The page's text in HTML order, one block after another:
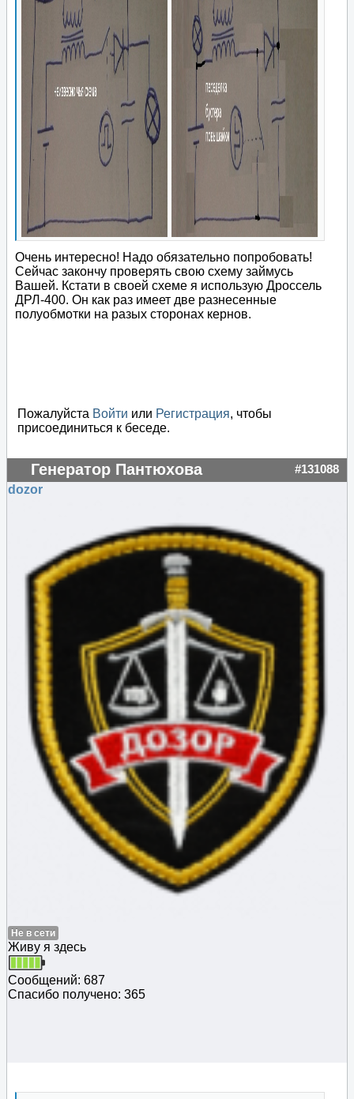
Очень интересно! Надо обязательно попробовать!
Сейчас закончу проверять свою схему займусь
Вашей. Кстати в своей схеме я использую Дроссель
ДРЛ-400. Он как раз имеет две разнесенные
полуобмотки на разых сторонах кернов.
Пожалуйста Войти или Регистрация, чтобы
присоединиться к беседе.
Генератор Пантюхова #131088
dozor
Не в сети
Живу я здесь
Сообщений: 687
Спасибо получено: 365